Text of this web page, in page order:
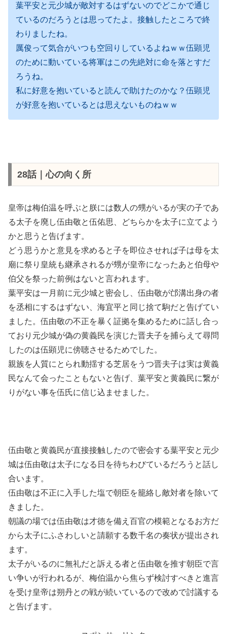
葉平安と元少城が敵対するはずないのでどこかで通じ
ているのだろうとは思ってたよ。接触したところで終
わりましたね。
厲俊って気合がいつも空回りしているよねｗｗ伍顕児
のために動いている将軍はこの先絶対に命を落とすだ
ろうね。
私に好意を抱いていると読んで助けたのかな？伍顕児
が好意を抱いているとは思えないものねｗｗ
28話｜心の向く所
皇帝は梅伯温を呼ぶと朕には数人の甥がいるが実の子であ
る太子を廃し伍由敬と伍佑思、どちらかを太子に立てよう
かと思うと告げます。
どう思うかと意見を求めると子を即位させれば子は母を太
廟に祭り皇統も継承されるが甥が皇帝になったあと伯母や
伯父を祭った前例はないと言われます。
葉平安は一月前に元少城と密会し、伍由敬が邙溝出身の者
を丞相にするはずない、海宜平と同じ捨て駒だと告げてい
ました。伍由敬の不正を暴く証拠を集めるために話し合っ
ており元少城が偽の黄義民を演じた晋夫子を捕らえて尋問
したのは伍顕児に傍聴させるためでした。
親族を人質にとられ動揺する芝居をうつ晋夫子は実は黄義
民なんて会ったこともないと告げ、葉平安と黄義民に繋が
りがない事を伍氏に信じ込ませました。
伍由敬と黄義民が直接接触したので密会する葉平安と元少
城は伍由敬は太子になる日を待ちわびているだろうと話し
合います。
伍由敬は不正に入手した塩で朝臣を籠絡し敵対者を除いて
きました。
朝議の場では伍由敬は才徳を備え百官の模範となるお方だ
から太子にふさわしいと請願する数千名の奏状が提出され
ます。
太子がいるのに無礼だと訴える者と伍由敬を推す朝臣で言
い争いが行われるが、梅伯温から焦らず検討すべきと進言
を受け皇帝は朔丹との戦が続いているので改めで討議する
と告げます。